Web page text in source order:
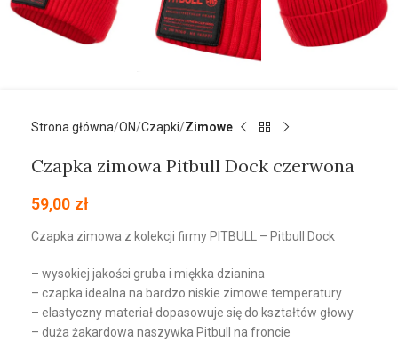
Strona główna ON Czapki Zimowe
Czapka zimowa Pitbull Dock czerwona
59,00 zł
Czapka zimowa z kolekcji firmy PITBULL – Pitbull Dock
– wysokiej jakości gruba i miękka dzianina
– czapka idealna na bardzo niskie zimowe temperatury
– elastyczny materiał dopasowuje się do kształtów głowy
– duża żakardowa naszywka Pitbull na froncie